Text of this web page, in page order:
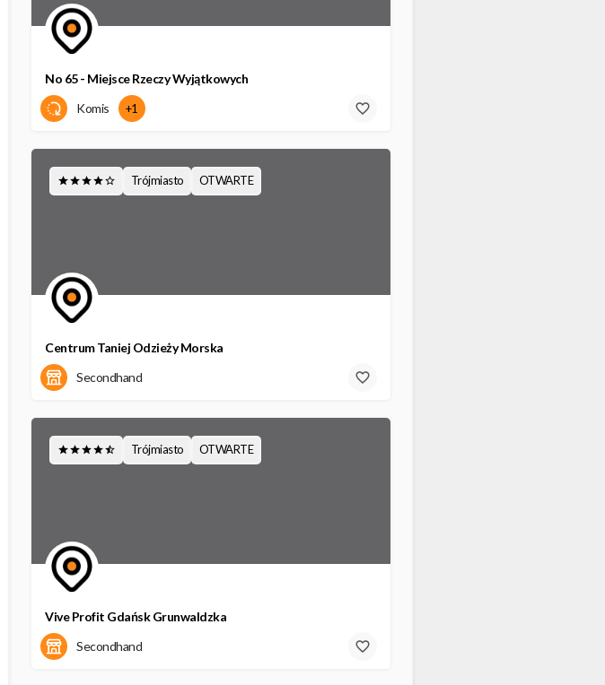
No 65 - Miejsce Rzeczy Wyjątkowych
Grunwaldzka 65m
Komis +1
Centrum Taniej Odzieży Morska
Morska 62
Trójmiasto OTWARTE
Secondhand
Vive Profit Gdańsk Grunwaldzka
aleja Grunwaldzka 211
Trójmiasto OTWARTE
Secondhand